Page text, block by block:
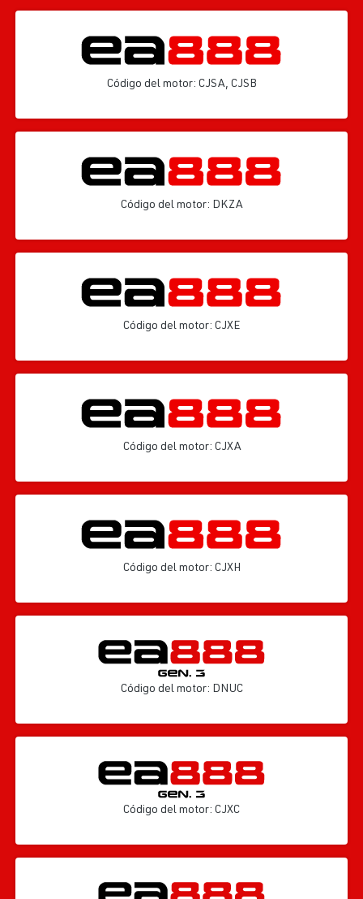
Código del motor: CJSA, CJSB
Código del motor: DKZA
Código del motor: CJXE
Código del motor: CJXA
Código del motor: CJXH
Código del motor: DNUC
Código del motor: CJXC